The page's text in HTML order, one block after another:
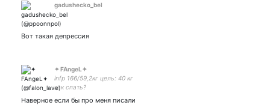
gadushecko_bel
Вот такая депрессия
✦ FAngeL✦
infp 166/59,2кг цель: 40 кг
как спать?
Наверное если бы про меня писали